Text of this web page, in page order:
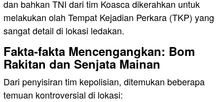
dan bahkan TNI dari tim Koasca dikerahkan untuk
melakukan olah Tempat Kejadian Perkara (TKP) yang
sangat detail di lokasi ledakan.
Fakta-fakta Mencengangkan: Bom
Rakitan dan Senjata Mainan
Dari penyisiran tim kepolisian, ditemukan beberapa
temuan kontroversial di lokasi: